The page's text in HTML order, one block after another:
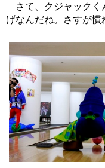
さて、クジャックく
げなんだね。さすが慣